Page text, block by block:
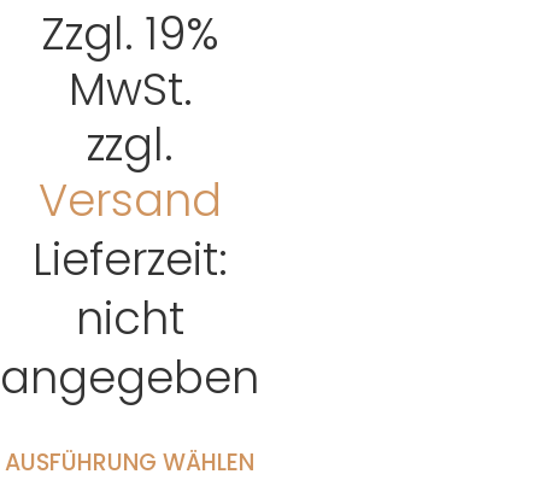
Zzgl. 19%
MwSt.
zzgl.
Versand
Lieferzeit:
nicht
angegeben
AUSFÜHRUNG WÄHLEN